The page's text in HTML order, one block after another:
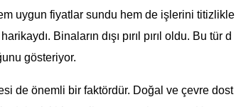
uygun fiyatlar sundu hem de işlerini titizlikle
Binaların dışı pırıl pırıl oldu. Bu tür d
gösteriyor.
de önemli bir faktördür. Doğal ve çevre dost